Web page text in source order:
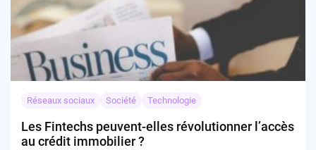
Réseaux sociaux Société Technologie
Les Fintechs peuvent-elles révolutionner l’accès
au crédit immobilier ?